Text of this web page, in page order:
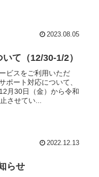
2023.08.05
て（12/30-1/2）
ビスをご利用いただ
ポート対応について、
月30日（金）から令和
させてい...
2022.12.13
らせ